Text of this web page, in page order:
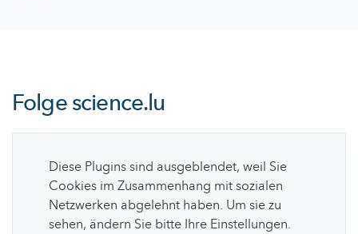
Folgescience.lu
Diese Plugins sind ausgeblendet, weil Sie
Cookies im Zusammenhang mit sozialen
Netzwerken abgelehnt haben. Um sie zu
sehen, ändern Sie bitte Ihre Einstellungen.